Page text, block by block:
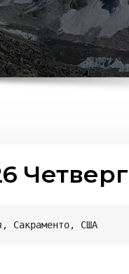
Четверг
Сакраменто, США